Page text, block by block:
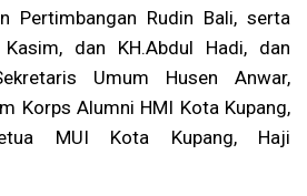
Pertimbangan Rudin Bali, serta
dan KH.Abdul Hadi, dan
Umum Husen Anwar,
Korps Alumni HMI Kota Kupang,
MUI Kota Kupang, Haji